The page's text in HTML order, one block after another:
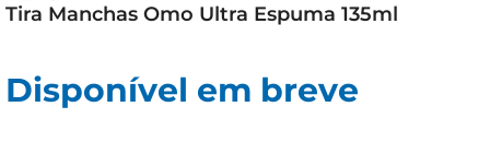
Tira Manchas Omo Ultra Espuma 135ml
Disponível em breve
queijo
biscoito